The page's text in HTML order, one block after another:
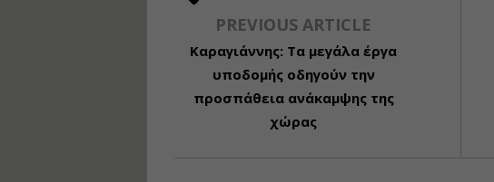
PREVIOUS ARTICLE
Καραγιάννης: Τα μεγάλα έργα
υποδομής οδηγούν την
προσπάθεια ανάκαμψης της
χώρας